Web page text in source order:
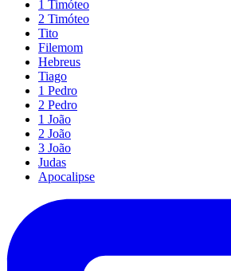
1 Timóteo
2 Timóteo
Tito
Filemom
Hebreus
Tiago
1 Pedro
2 Pedro
1 João
2 João
3 João
Judas
Apocalipse